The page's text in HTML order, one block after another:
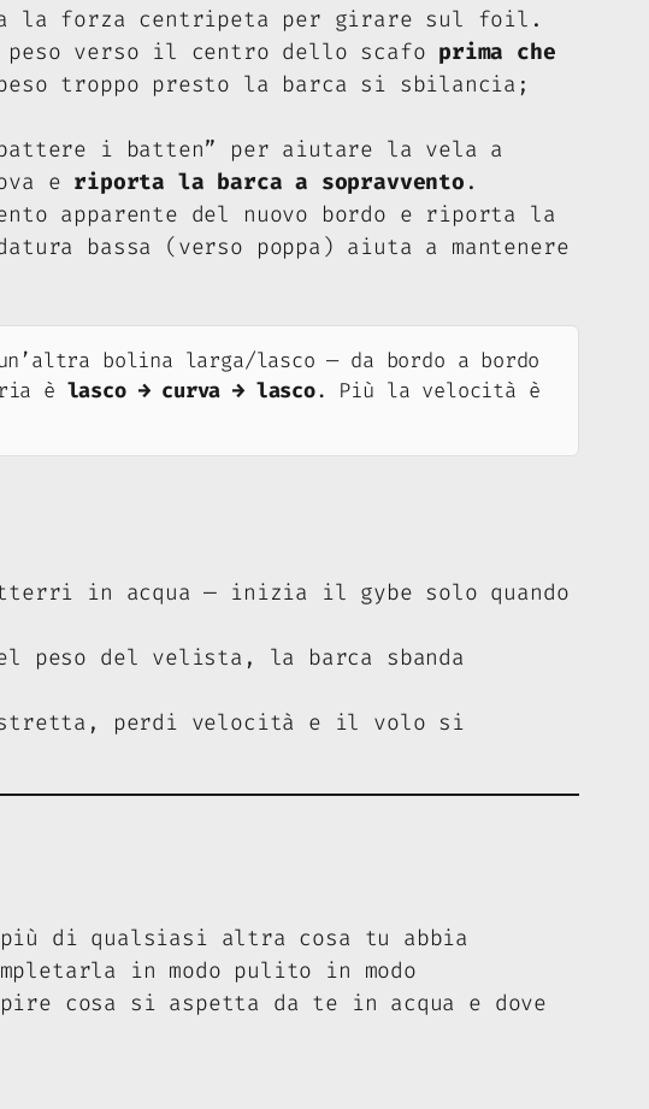
la forza centripeta per girare sul foil.
verso il centro dello scafo prima che
troppo presto la barca si sbilancia;
i batten” per aiutare la vela a
e riporta la barca a sopravvento .
apparente del nuovo bordo e riporta la
bassa (verso poppa) aiuta a mantenere
bolina larga/lasco — da bordo a bordo
è lasco → curva → lasco. Più la velocità è
in acqua — inizia il gybe solo quando
peso del velista, la barca sbanda
stretta, perdi velocità e il volo si
di qualsiasi altra cosa tu abbia
in modo pulito in modo
cosa si aspetta da te in acqua e dove